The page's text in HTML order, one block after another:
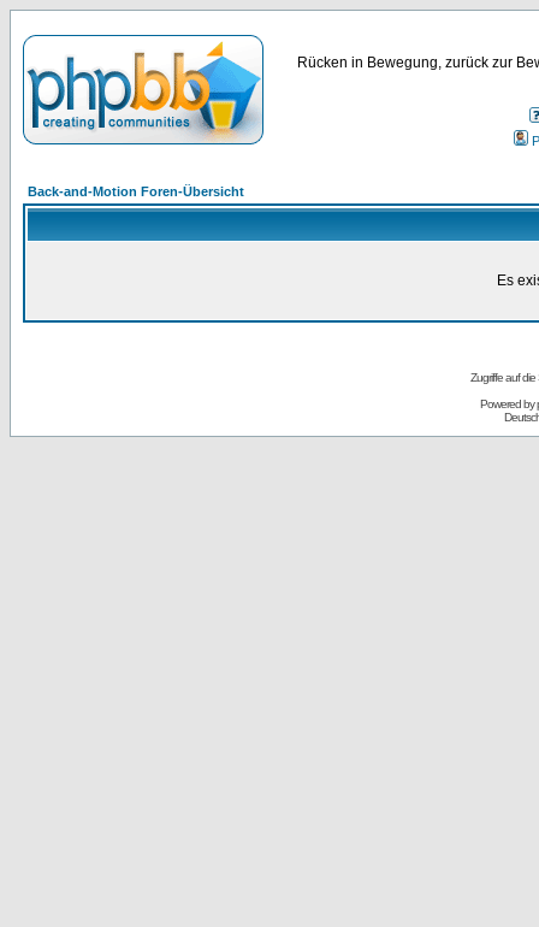
Rücken in Bewegung, zurück zur
Back-and-Motion Foren-Übersicht
Es
Zugriffe auf
Powered by